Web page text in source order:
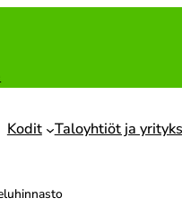
Kodit Taloyhtiöt ja